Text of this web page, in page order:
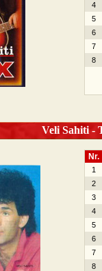
4
5
6
7
8
Veli Sahiti -
Nr.
1
2
3
4
5
6
7
8